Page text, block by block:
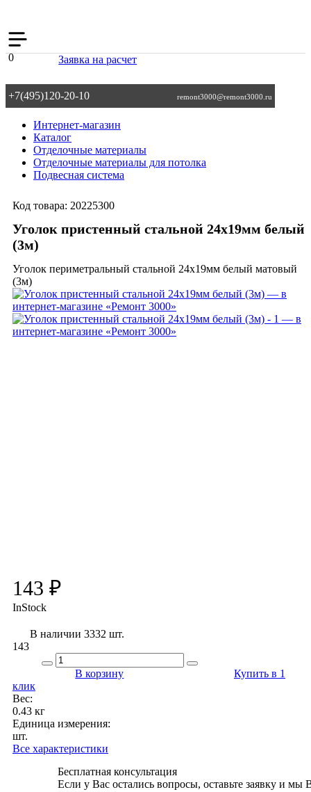
Заявка на расчет
0
+7(495)120-20-10 remont3000@remont3000.ru
Интернет-магазин
Каталог
Отделочные материалы
Отделочные материалы для потолка
Подвесная система
Код товара: 20225300
Уголок пристенный стальной 24х19мм белый
(3м)
Уголок периметральный стальной 24х19мм белый матовый
(3м)
143 ₽
InStock
В наличии 3332 шт.
143
В корзину
Купить в 1
клик
Вес:
0.43 кг
Единица измерения:
шт.
Все характеристики
Бесплатная консультация
Если у Вас остались вопросы, оставьте заявку и мы